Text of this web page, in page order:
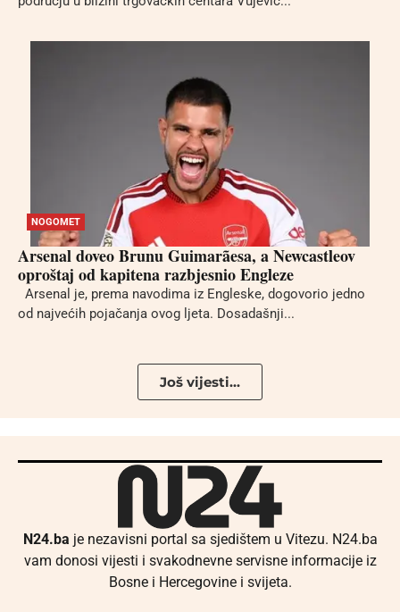
NOGOMET
Arsenal doveo Brunu Guimarãesa, a Newcastleov
oproštaj od kapitena razbjesnio Engleze
Arsenal je, prema navodima iz Engleske, dogovorio jedno
od najvećih pojačanja ovog ljeta. Dosadašnji...
Još vijesti...
N24.ba je nezavisni portal sa sjedištem u Vitezu. N24.ba
vam donosi vijesti i svakodnevne servisne informacije iz
Bosne i Hercegovine i svijeta.